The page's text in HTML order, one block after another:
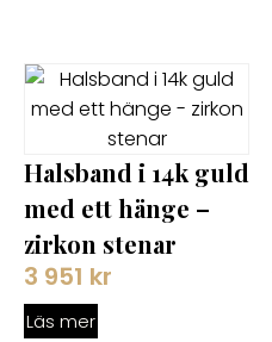
Halsband i 14k guld
med ett hänge –
zirkon stenar
3 951 kr
Läs mer